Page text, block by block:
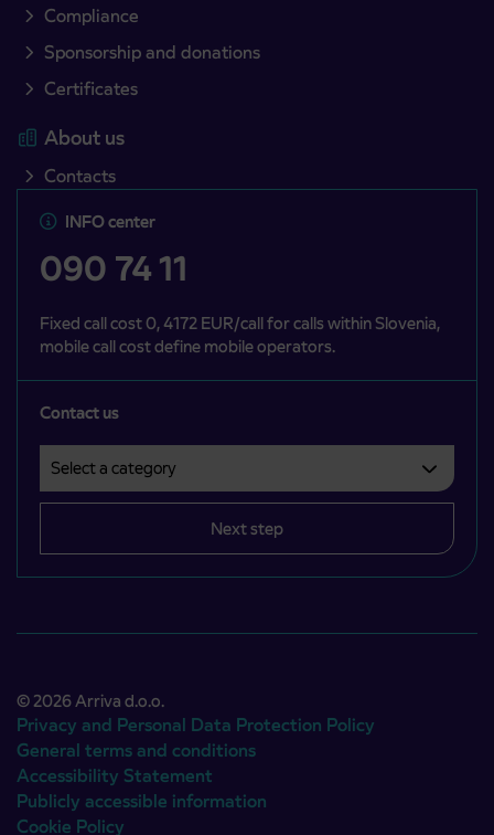
Compliance
Sponsorship and donations
Certificates
About us
Contacts
INFO center
090 74 11
Fixed call cost 0, 4172 EUR/call for calls within Slovenia,
mobile call cost define mobile operators.
Contact us
Next step
© 2026 Arriva d.o.o.
Privacy and Personal Data Protection Policy
General terms and conditions
Accessibility Statement
Publicly accessible information
Cookie Policy